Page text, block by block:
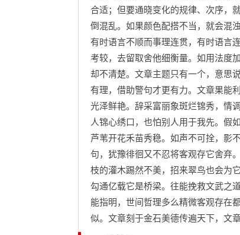
合适；但要通晓变化的规律、次序，
倒混乱。如果颜色配搭不当，就会
有时语言不顺而事理连贯，有时语言
考较，去留取舍他细衡量。如用法
却不清楚。文章主题只有一个，意思
有理，借助警句才更有力。文章果
光泽鲜艳。辞采富丽象斑烂锦秀，情
人锦心绣口，也怕别人用于我先。
芦苇开花禾苗秀稳。如声不可拴，影
句，犹豫徘徊又不忍将客观存它舍弃
枝的灌木踢然不美，招来翠鸟也会
勾通亿载它是桥梁。往能挽救文武之
能指明，世间哲理多么精微客观存在
似。文章刻于金石美德传遍天下，文